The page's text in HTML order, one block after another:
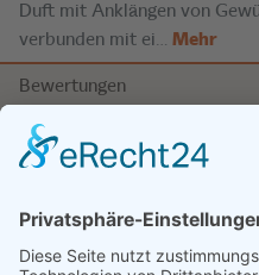
Duft mit Anklängen von
verbunden mit ei… Mehr
Bewertungen
INFOS